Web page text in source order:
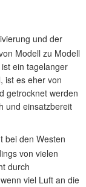
und der
Modell zu Modell
ein tagelanger
ist es eher von
getrocknet werden
und einsatzbereit
bei den Westen
von vielen
durch
viel Luft an die